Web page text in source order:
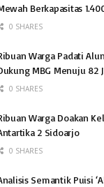
Berkapasitas
0 SHARES
Warga Padati
MBG Menuju 82
0 SHARES
Warga Doakan
2 Sidoarjo
0 SHARES
Semantik Puisi